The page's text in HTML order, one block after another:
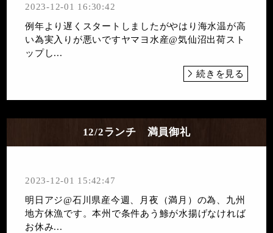
2023-12-01 16:30:42
例年より遅くスタートしましたがやはり海水温が高
い為実入りが悪いですヤマヨ水産@気仙沼出荷スト
ップし...
続きを見る
12/2ランチ 満員御礼
2023-12-01 15:42:47
明日アジ@石川県産今週、月夜（満月）の為、九州
地方休漁です。本州で条件あう鯵が水揚げなければ
お休み...